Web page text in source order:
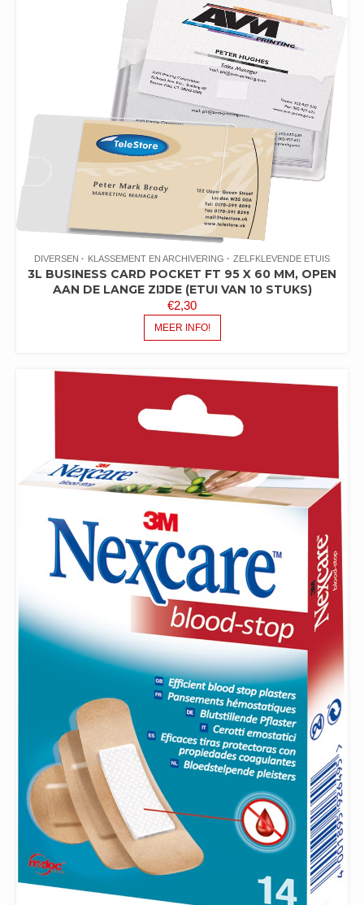
DIVERSEN KLASSEMENT EN ARCHIVERING ZELFKLEVENDE ETUIS
3L BUSINESS CARD POCKET FT 95 X 60 MM, OPEN
AAN DE LANGE ZIJDE (ETUI VAN 10 STUKS)
€2,30
MEER INFO!